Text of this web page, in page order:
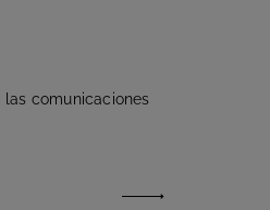
las comunicaciones